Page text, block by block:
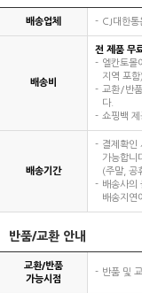
배송업체 CJ대한통
배송비
전 제품 무
엘칸토몰
지역 포함)
교환/반
다.
쇼핑백
배송기간
결제확인
가능합니
(주말, 공
배송사의
배송지연
반품/교환 안내
교환/반품
가능시점
반품 및